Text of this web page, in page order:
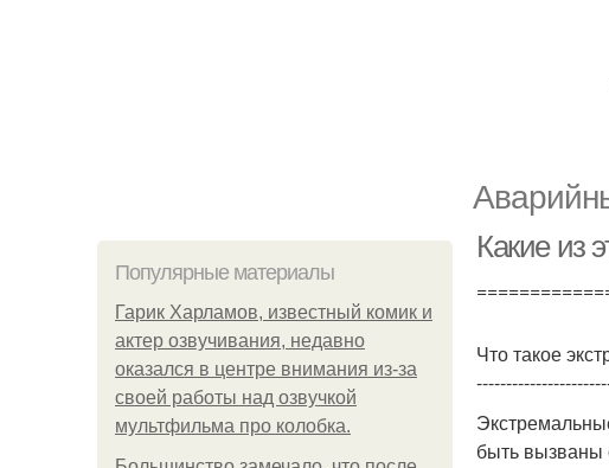
Популярные материалы
Гарик Харламов, известный комик и
актер озвучивания, недавно
оказался в центре внимания из-за
своей работы над озвучкой
мультфильма про колобка.
Какие из
Что такое
быть вызваны